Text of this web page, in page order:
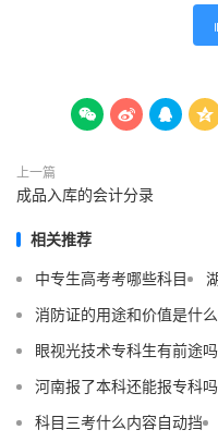
   
上一篇
成品入库的会计分录
相关推荐
中专生高考考哪些科目
消防证的用途和价值是什么
眼视光技术专科生有前途吗
河南报了本科还能报专科吗
科目三考什么内容自动挡